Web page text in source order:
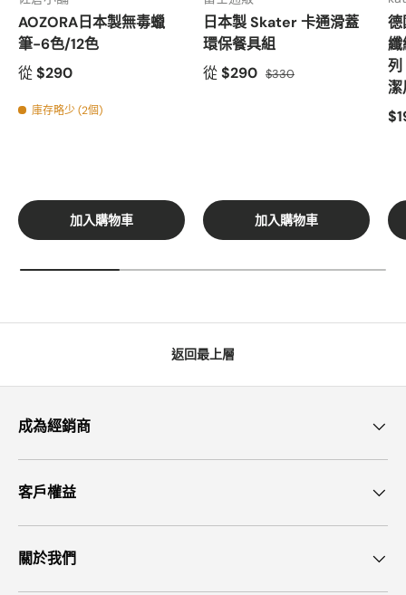
AOZORA日本製無毒蠟
筆-6色/12色
從$290
庫存略少 (2個)
加入購物車
日本製 Skater 卡通滑蓋
環保餐具組
從$290 $330
加入購物車
德
纖
列
潔
返回最上層
成為經銷商
客戶權益
關於我們